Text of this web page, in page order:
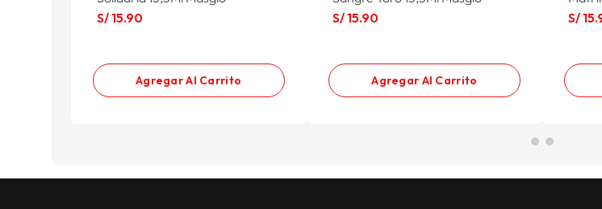
S/ 15.90
Agregar Al Carrito
S/ 15.90
Agregar Al Carrito
S/ 15.